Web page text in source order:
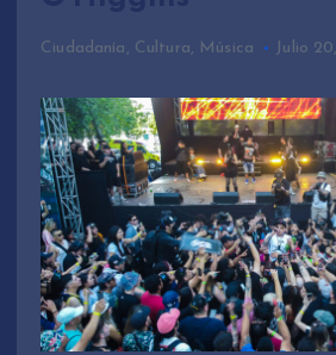
Ciudadanía , Cultura, Música Julio